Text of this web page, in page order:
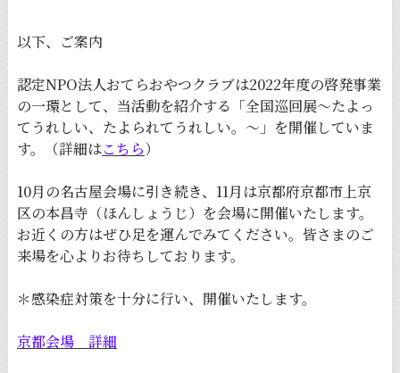
以下、ご案内
認定NPO法人おてらおやつクラブは2022年度の啓発事業
の一環として、当活動を紹介する「全国巡回展～たよっ
てうれしい、たよられてうれしい。～」を開催していま
す。（詳細はこちら）
10月の名古屋会場に引き続き、11月は京都府京都市上京
区の本昌寺（ほんしょうじ）を会場に開催いたします。
お近くの方はぜひ足を運んでみてください。皆さまのご
来場を心よりお待ちしております。
＊感染症対策を十分に行い、開催いたします。
京都会場 詳細